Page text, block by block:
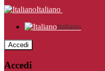
Italiano
Italiano
Accedi
Accedi